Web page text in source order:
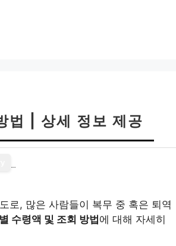
법 | 상세 정보 제공
로, 많은 사람들이 복무 중 혹은 퇴역
수령액 및 조회 방법 에 대해 자세히